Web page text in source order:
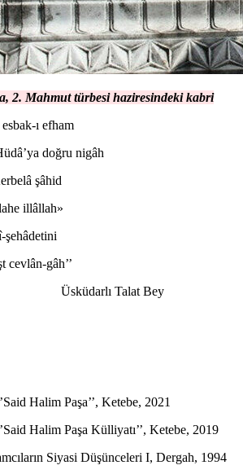
2. Mahmut türbesi haziresindeki kabri
ı efham
doğru nigâh
şâhid
illâllah»
cevlân-gâh’’
Talat Bey
Halim Paşa’’, Ketebe, 2021
Halim Paşa Külliyatı’’, Ketebe, 2019
Siyasi Düşünceleri I, Dergah, 1994